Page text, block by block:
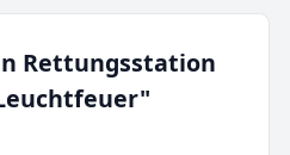
Rettungsstation